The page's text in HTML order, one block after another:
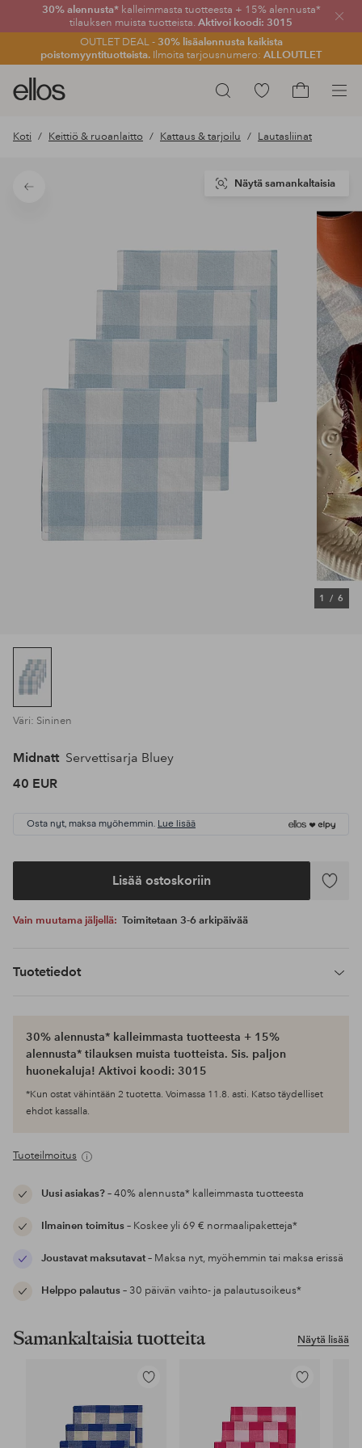
30% alennusta*kalleimmasta tuotteesta + 15% alennusta*
tilauksen muista tuotteista. Aktivoi koodi: 3015
OUTLET DEAL -30% lisäalennusta kaikista
poistomyyntituotteista. Ilmoita tarjousnumero: ALLOUTLET
Sulje
Hae
Ellos-
logo
siirry
Siirry
suosikkituotteisiin
ostoskoriin
Koti Keittiö & ruoanlaitto Kattaus & tarjoilu Lautasliinat
Takaisin
1 / 6
Näytä samankaltaisia
Väri: Sininen
Midnatt Servettisarja Bluey
40 EUR
Osta nyt, maksa myöhemmin. Lue lisää
Lisää ostoskoriin
Lisää
Vain muutama jäljellä: Toimitetaan 3-6 arkipäivää
Tuotetiedot
30% alennusta* kalleimmasta tuotteesta + 15%
alennusta* tilauksen muista tuotteista. Sis. paljon
huonekaluja! Aktivoi koodi: 3015
*Kun ostat vähintään 2 tuotetta. Voimassa 11.8. asti. Katso täydelliset
ehdot kassalla.
Tuoteilmoitus
Uusi asiakas?– 40% alennusta* kalleimmasta tuotteesta
Ilmainen toimitus– Koskee yli 69 € normaalipaketteja*
Joustavat maksutavat– Maksa nyt, myöhemmin tai maksa erissä
Helppo palautus– 30 päivän vaihto- ja palautusoikeus*
Näytä lisää
Samankaltaisia tuotteita
Lisää
Lisää